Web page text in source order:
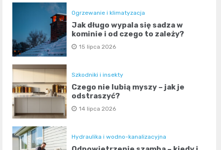
Ogrzewanie i klimatyzacja
Jak długo wypala się sadza w
kominie i od czego to zależy?
15 lipca 2026
Szkodniki i insekty
Czego nie lubią myszy – jak je
odstraszyć?
14 lipca 2026
Hydraulika i wodno-kanalizacyjna